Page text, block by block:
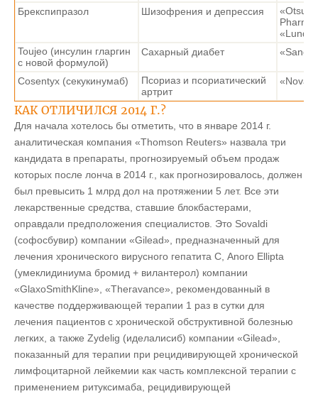
Брекспипразол Шизофрения и депрессия
«Otsuka
Toujeo (инсулин гларгин
с новой формулой)
Сахарный диабет
Cosentyx (секукинумаб)
Псориаз и псориатический
артрит
КАК ОТЛИЧИЛСЯ 2014 Г.?
Для начала хотелось бы отметить, что в январе 2014 г.
аналитическая компания «Thomson Reuters» назвала три
кандидата в препараты, прогнозируемый объем продаж
которых после лонча в 2014 г., как прогнозировалось, должен
был превысить 1 млрд дол на протяжении 5 лет. Все эти
лекарственные средства, ставшие блокбастерами,
оправдали предположения специалистов. Это Sovaldi
(софосбувир) компании «Gilead», предназначенный для
лечения хронического вирусного гепатита С, Anoro Ellipta
(умеклидиниума бромид + вилантерол) компании
«GlaxoSmithKline», «Theravance», рекомендованный в
качестве поддерживающей терапии 1 раз в сутки для
лечения пациентов с хронической обструктивной болезнью
легких, а также Zydelig (иделалисиб) компании «Gilead»,
показанный для терапии при рецидивирующей хронической
лимфоцитарной лейкемии как часть комплексной терапии с
применением ритуксимаба, рецидивирующей